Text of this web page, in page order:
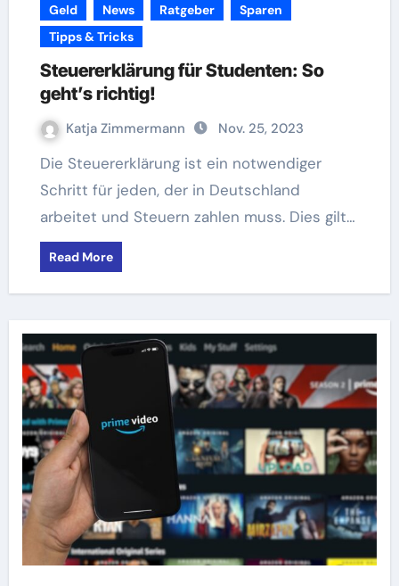
Geld News Ratgeber
Sparen
Tipps & Tricks
Steuererklärung für Studenten: So
geht’s richtig!
Katja Zimmermann Nov. 25, 2023
Die Steuererklärung ist ein notwendiger
Schritt für jeden, der in Deutschland
arbeitet und Steuern zahlen muss. Dies gilt…
Read More